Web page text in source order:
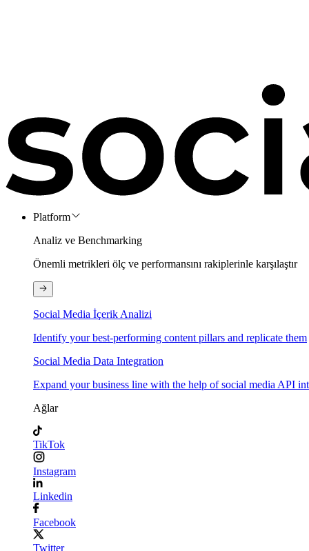
Platform
Analiz ve Benchmarking
Önemli metrikleri ölç ve performansını rakiplerinle karşılaştır
Social Media İçerik Analizi
Identify your best-performing content pillars and replicate them
Social Media Data Integration
Expand your business line with the help of social media API
Ağlar
TikTok
Instagram
Linkedin
Facebook
Twitter